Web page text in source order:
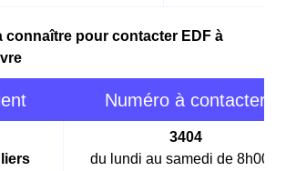
connaître pour contacter EDF à
Numéro à contacter
3404
du lundi au samedi de 8h00 à